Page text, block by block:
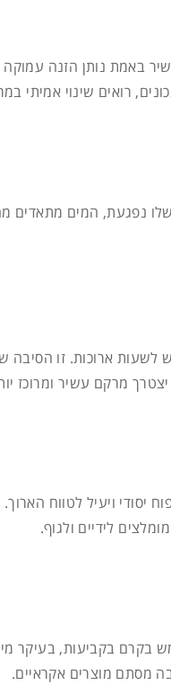
באמת נותן הזנה
רואים שינוי אמיתי
נפגעת, המים מתאדים
לשעות ארוכות. זו
מרקם עשיר ומרוכז
ויעיל לטווח
לידיים ולגוף.
בקרם בקביעות, בעיקר
מסתם מוצרים אקראיים.